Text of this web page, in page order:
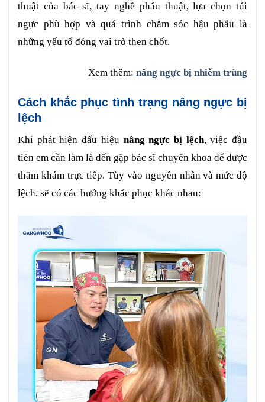
thuật của bác sĩ, tay nghề phẫu thuật, lựa chọn túi
ngực phù hợp và quá trình chăm sóc hậu phẫu là
những yếu tố đóng vai trò then chốt.
Xem thêm: nâng ngực bị nhiễm trùng
Cách khắc phục tình trạng nâng ngực bị
lệch
Khi phát hiện dấu hiệu nâng ngực bị lệch, việc đầu
tiên em cần làm là đến gặp bác sĩ chuyên khoa để được
thăm khám trực tiếp. Tùy vào nguyên nhân và mức độ
lệch, sẽ có các hướng khắc phục khác nhau: